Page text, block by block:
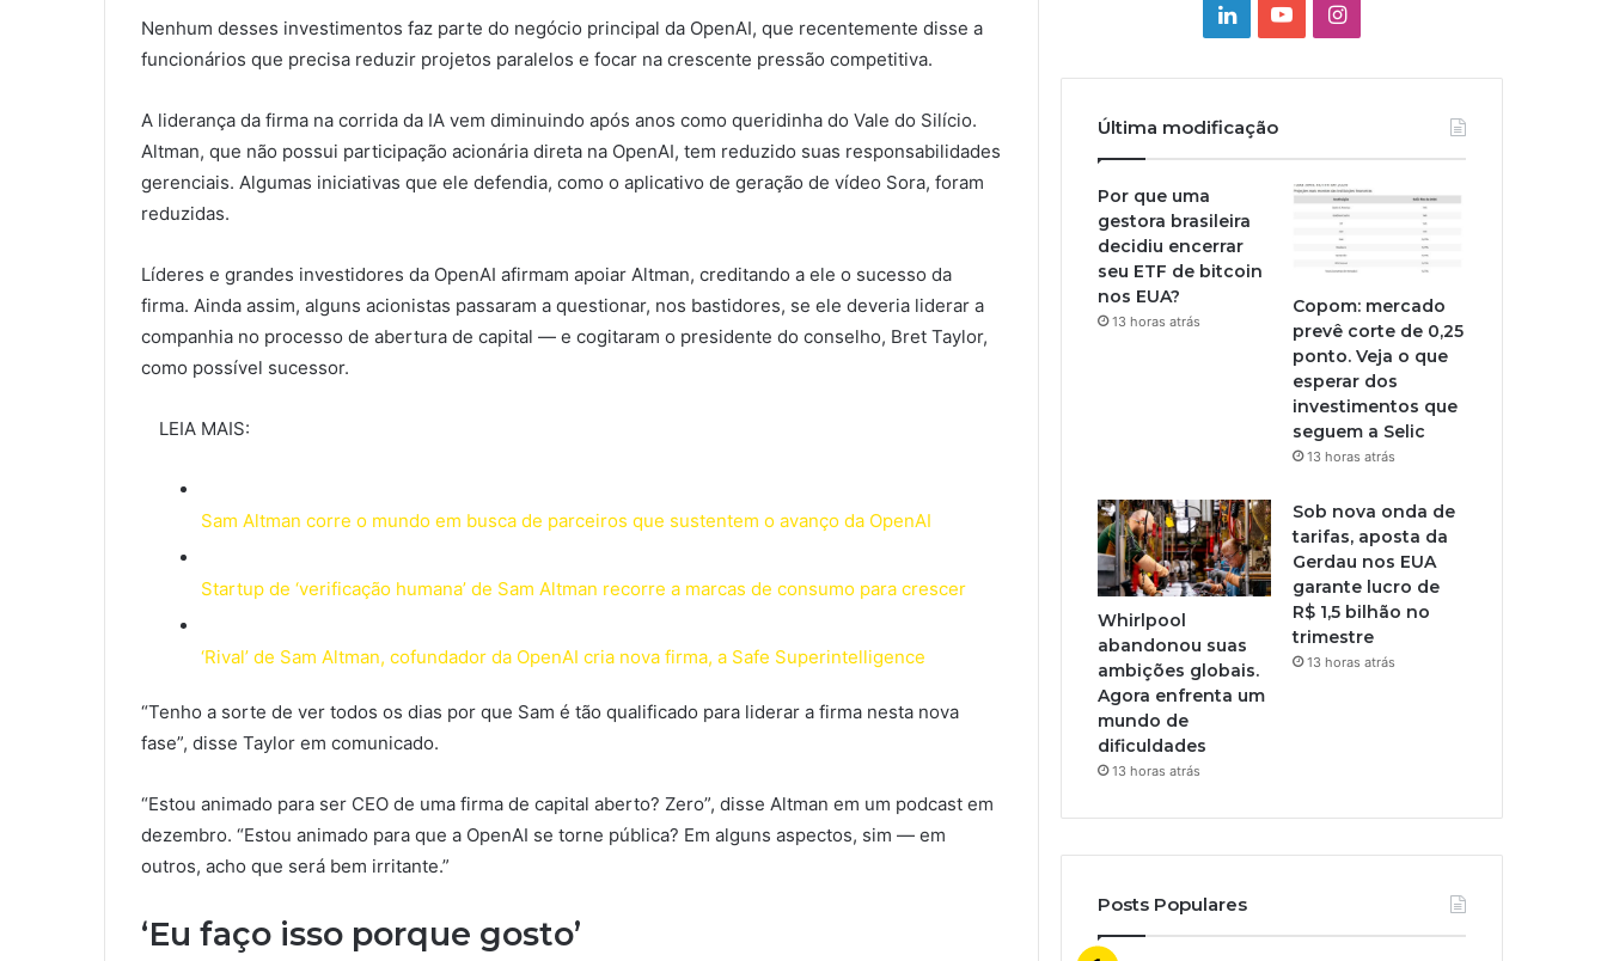
Nenhum desses investimentos faz parte do negócio principal da OpenAI, que recentemente disse a
funcionários que precisa reduzir projetos paralelos e focar na crescente pressão competitiva.
A liderança da firma na corrida da IA vem diminuindo após anos como queridinha do Vale do Silício.
Altman, que não possui participação acionária direta na OpenAI, tem reduzido suas responsabilidades
gerenciais. Algumas iniciativas que ele defendia, como o aplicativo de geração de vídeo Sora, foram
reduzidas.
Líderes e grandes investidores da OpenAI afirmam apoiar Altman, creditando a ele o sucesso da
firma. Ainda assim, alguns acionistas passaram a questionar, nos bastidores, se ele deveria liderar a
companhia no processo de abertura de capital — e cogitaram o presidente do conselho, Bret Taylor,
como possível sucessor.
LEIA MAIS:
Sam Altman corre o mundo em busca de parceiros que sustentem o avanço da OpenAI
Startup de ‘verificação humana’ de Sam Altman recorre a marcas de consumo para crescer
‘Rival’ de Sam Altman, cofundador da OpenAI cria nova firma, a Safe Superintelligence
“Tenho a sorte de ver todos os dias por que Sam é tão qualificado para liderar a firma nesta nova
fase”, disse Taylor em comunicado.
“Estou animado para ser CEO de uma firma de capital aberto? Zero”, disse Altman em um podcast em
dezembro. “Estou animado para que a OpenAI se torne pública? Em alguns aspectos, sim — em
outros, acho que será bem irritante.”
‘Eu faço isso porque gosto’
LinkedinYouTubeInstagram
Última modificação
Por que uma
gestora brasileira
decidiu encerrar
seu ETF de bitcoin
nos EUA?
13 horas atrás
Copom: mercado
prevê corte de 0,25
ponto. Veja o que
esperar dos
investimentos que
seguem a Selic
13 horas atrás
Whirlpool
abandonou suas
ambições globais.
Agora enfrenta um
mundo de
dificuldades
13 horas atrás
Sob nova onda de
tarifas, aposta da
Gerdau nos EUA
garante lucro de
R$ 1,5 bilhão no
trimestre
13 horas atrás
Posts Populares